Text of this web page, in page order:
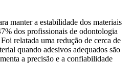
manter a estabilidade dos materiais
dos profissionais de odontologia
relatada uma redução de cerca de
quando adesivos adequados são
a precisão e a confiabilidade